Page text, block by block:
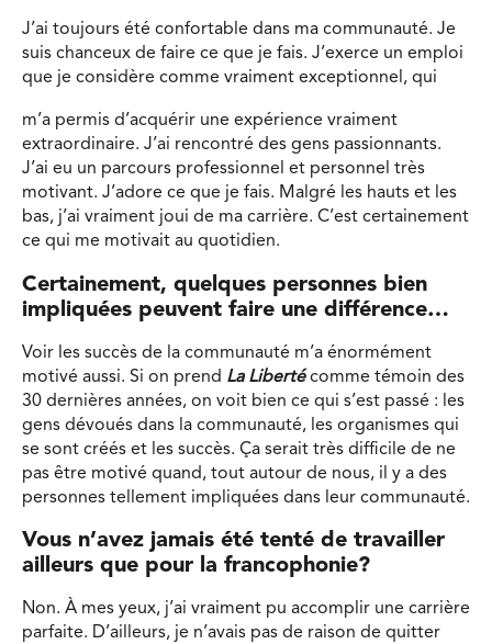
J’ai toujours été confortable dans ma communauté. Je
suis chanceux de faire ce que je fais. J’exerce un emploi
que je considère comme vraiment exceptionnel, qui
m’a permis d’acquérir une expérience vraiment
extraordinaire. J’ai rencontré des gens passionnants.
J’ai eu un parcours professionnel et personnel très
motivant. J’adore ce que je fais. Malgré les hauts et les
bas, j’ai vraiment joui de ma carrière. C’est certainement
ce qui me motivait au quotidien.
Certainement, quelques personnes bien
impliquées peuvent faire une différence…
Voir les succès de la communauté m’a énormément
motivé aussi. Si on prend La Libertécomme témoin des
30 dernières années, on voit bien ce qui s’est passé : les
gens dévoués dans la communauté, les organismes qui
se sont créés et les succès. Ça serait très difficile de ne
pas être motivé quand, tout autour de nous, il y a des
personnes tellement impliquées dans leur communauté.
Vous n’avez jamais été tenté de travailler
ailleurs que pour la francophonie?
Non. À mes yeux, j’ai vraiment pu accomplir une carrière
parfaite. D’ailleurs, je n’avais pas de raison de quitter